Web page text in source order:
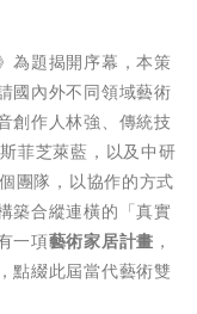
為題揭開序幕，本策
國內外不同領域藝術
創作人林強、傳統技
菲芝萊藍，以及中研
團隊，以協作的方式
築合縱連橫的「真實
一項藝術家居計畫 ，
點綴此屆當代藝術雙